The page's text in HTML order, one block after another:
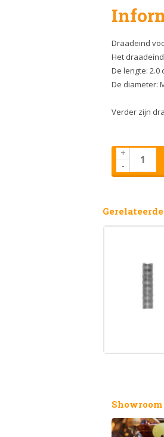
Draadeind
Het
De lengte: 2.0
De diameter:
Verder zijn
+
-
Showroom